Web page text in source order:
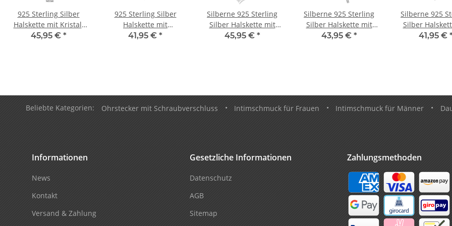
925 Sterling Silber
Halskette mit Kristall
Perlen-Anhänger
45,95 € *
925 Sterling Silber
Halskette mit
hängendem Herz-
41,95 € *
Silberne 925 Sterling
Silber Halskette mit
Herz und Kristall
45,95 € *
Silberne 925 Sterling
Silber Halskette mit
Schleife und Kristallen
43,95 € *
Silberne 925
Silber
kleinem41,95 €
Beliebte Kategorien: Ohrstecker mit Schraubverschluss • Intimschmuck für Frauen • Intimschmuck für Männer •
Informationen
News
Kontakt
Versand & Zahlung
Gesetzliche Informationen
Datenschutz
AGB
Sitemap
Zahlungsmethoden